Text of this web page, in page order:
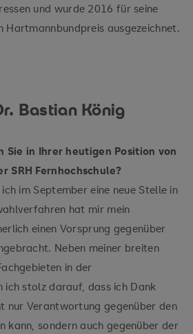
und wurde 2016 für seine
Hartmannbundpreis ausgezeichnet.
Bastian König
in Ihrer heutigen Position von
SRH Fernhochschule?
im September eine neue Stelle in
hat mir mein
einen Vorsprung gegenüber
Neben meiner breiten
in der
ich stolz darauf, dass ich Dank
nur Verantwortung gegenüber den
kann, sondern auch gegenüber der